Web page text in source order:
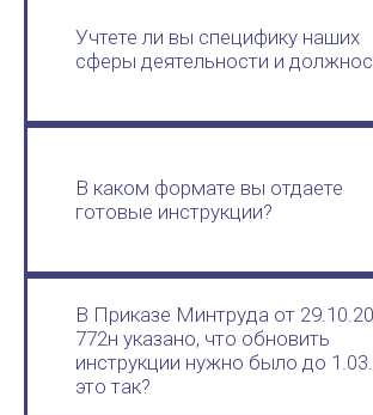
Учтете ли вы специфику наших
сферы деятельности и
В каком формате вы отдаете
готовые инструкции?
В Приказе Минтруда от
772н указано, что обновить
инструкции нужно было до
это так?